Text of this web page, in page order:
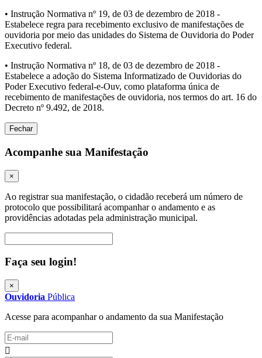
• Instrução Normativa nº 19, de 03 de dezembro de 2018 -
Estabelece regra para recebimento exclusivo de manifestações de
ouvidoria por meio das unidades do Sistema de Ouvidoria do Poder
Executivo federal.
• Instrução Normativa nº 18, de 03 de dezembro de 2018 -
Estabelece a adoção do Sistema Informatizado de Ouvidorias do
Poder Executivo federal-e-Ouv, como plataforma única de
recebimento de manifestações de ouvidoria, nos termos do art. 16 do
Decreto nº 9.492, de 2018.
Fechar
Acompanhe sua Manifestação
×
Ao registrar sua manifestação, o cidadão receberá um número de
protocolo que possibilitará acompanhar o andamento e as
providências adotadas pela administração municipal.
Faça seu login!
×
Ouvidoria Pública
Acesse para acompanhar o andamento da sua Manifestação